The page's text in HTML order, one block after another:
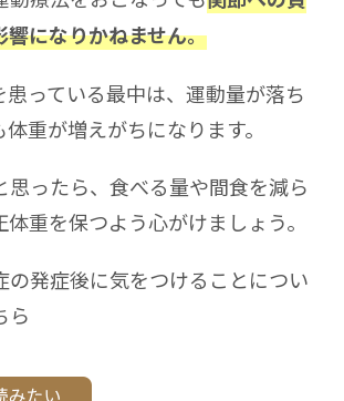
響になりかねません。
患っている最中は、運動量が落ち
重が増えがちになります。
思ったら、食べる量や間食を減ら
重を保つよう心がけましょう。
の発症後に気をつけることについ
ら